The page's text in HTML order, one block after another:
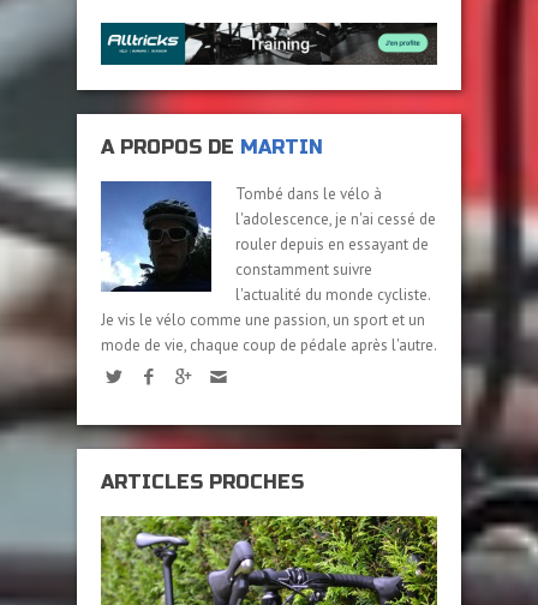
A PROPOS DE MARTIN
Tombé dans le vélo à
l'adolescence, je n'ai cessé de
rouler depuis en essayant de
constamment suivre
l'actualité du monde cycliste.
Je vis le vélo comme une passion, un sport et un
mode de vie, chaque coup de pédale après l'autre.
ARTICLES PROCHES